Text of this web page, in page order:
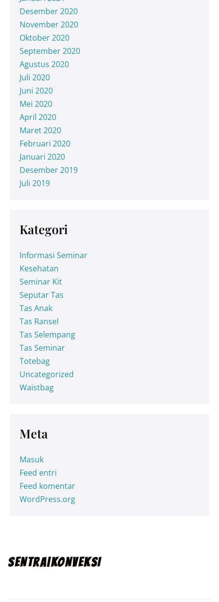
Desember 2020
November 2020
Oktober 2020
September 2020
Agustus 2020
Juli 2020
Juni 2020
Mei 2020
April 2020
Maret 2020
Februari 2020
Januari 2020
Desember 2019
Juli 2019
Kategori
Informasi Seminar
Kesehatan
Seminar Kit
Seputar Tas
Tas Anak
Tas Ransel
Tas Selempang
Tas Seminar
Totebag
Uncategorized
Waistbag
Meta
Masuk
Feed entri
Feed komentar
WordPress.org
SENTRA|KONVEKSI